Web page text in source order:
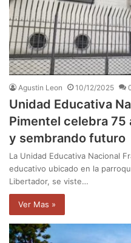
Agustin Leon 10/12/2025
Unidad Educativa
Pimentel celebra 75
y sembrando futuro
La Unidad Educativa Nacional
educativo ubicado en la
Libertador, se viste…
Ver Mas »